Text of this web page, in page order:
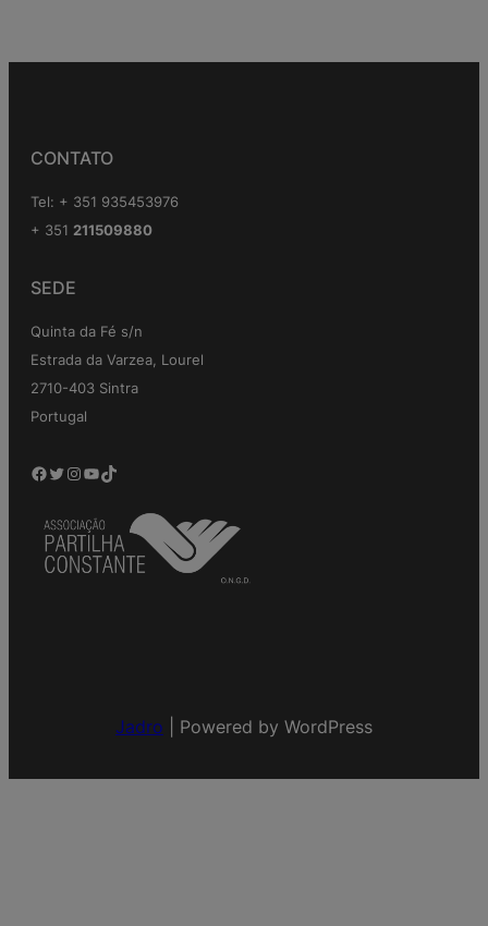
CONTATO
Tel: + 351 935453976
+ 351 211509880
SEDE
Quinta da Fé s/n
Estrada da Varzea, Lourel
2710-403 Sintra
Portugal
Facebook Twitter Instagram YouTube TikTok
Jadro Powered by WordPress